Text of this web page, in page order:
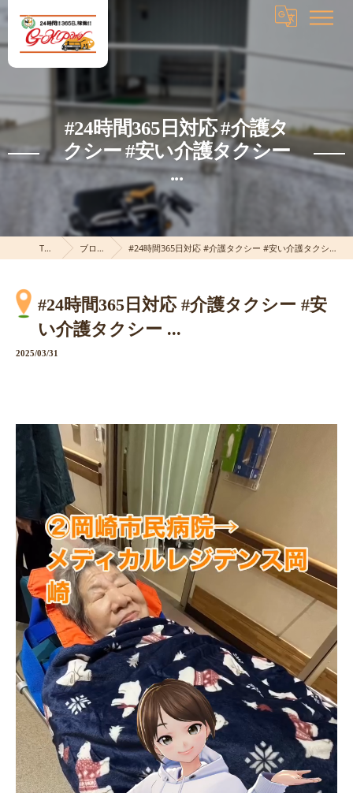
#24時間365日対応 #介護タ
クシー #安い介護タクシー
...
TOP ブログ #24時間365日対応 #介護タクシー #安い介護タクシー ...
#24時間365日対応 #介護タクシー #安
い介護タクシー ...
2025/03/31